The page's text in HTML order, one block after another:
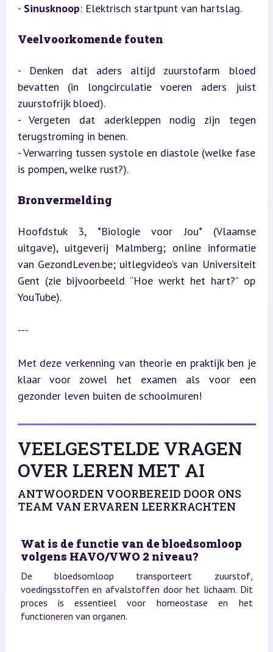
- Sinusknoop: Elektrisch startpunt van hartslag.
Veelvoorkomende fouten
- Denken dat aders altijd zuurstofarm bloed
bevatten (in longcirculatie voeren aders juist
zuurstofrijk bloed).
- Vergeten dat aderkleppen nodig zijn tegen
terugstroming in benen.
- Verwarring tussen systole en diastole (welke fase
is pompen, welke rust?).
Bronvermelding
Hoofdstuk 3, *Biologie voor Jou* (Vlaamse
uitgave), uitgeverij Malmberg; online informatie
van GezondLeven.be; uitlegvideo’s van Universiteit
Gent (zie bijvoorbeeld “Hoe werkt het hart?” op
YouTube).
---
Met deze verkenning van theorie en praktijk ben je
klaar voor zowel het examen als voor een
gezonder leven buiten de schoolmuren!
VEELGESTELDE VRAGEN
OVER LEREN MET AI
ANTWOORDEN VOORBEREID DOOR ONS
TEAM VAN ERVAREN LEERKRACHTEN
Wat is de functie van de bloedsomloop
volgens HAVO/VWO 2 niveau?
De bloedsomloop transporteert zuurstof,
voedingsstoffen en afvalstoffen door het lichaam. Dit
proces is essentieel voor homeostase en het
functioneren van organen.